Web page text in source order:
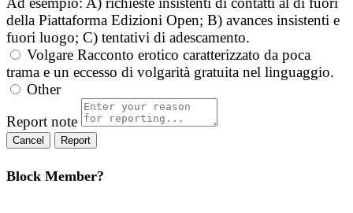
della Piattaforma Edizioni Open; B) avances insistenti e
fuori luogo; C) tentativi di adescamento.
Volgare Racconto erotico caratterizzato da poca
trama e un eccesso di volgarità gratuita nel linguaggio.
Other
Report note
Report
Block Member?